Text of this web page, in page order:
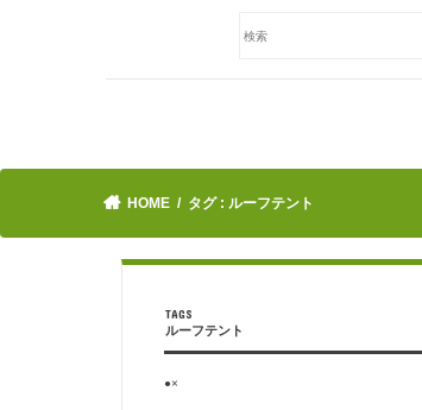
HOME タグ : ルーフテント
ルーフテント
●×